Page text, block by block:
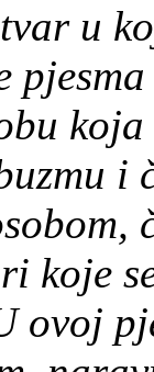
u
koja
i
koje
ovoj